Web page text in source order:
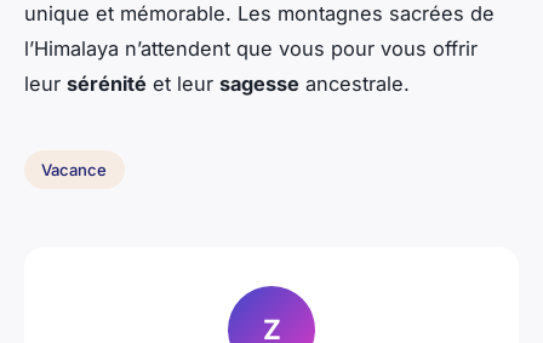
unique et mémorable. Les montagnes sacrées de
l’Himalaya n’attendent que vous pour vous offrir
leur sérénité et leur sagesse ancestrale.
Vacance
Z